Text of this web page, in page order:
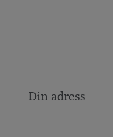
Din adress